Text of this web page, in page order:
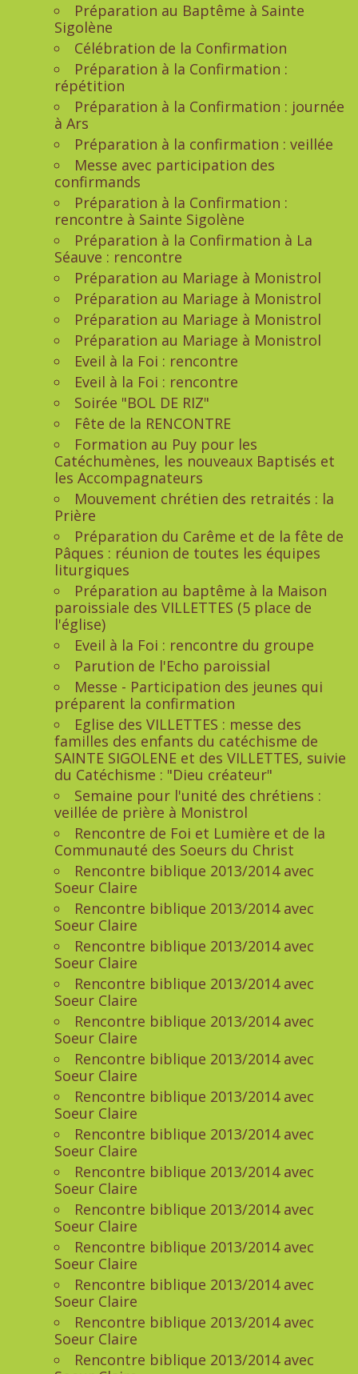
Préparation au Baptême à Sainte
Sigolène
Célébration de la Confirmation
Préparation à la Confirmation :
répétition
Préparation à la Confirmation : journée
à Ars
Préparation à la confirmation : veillée
Messe avec participation des
confirmands
Préparation à la Confirmation :
rencontre à Sainte Sigolène
Préparation à la Confirmation à La
Séauve : rencontre
Préparation au Mariage à Monistrol
Préparation au Mariage à Monistrol
Préparation au Mariage à Monistrol
Préparation au Mariage à Monistrol
Eveil à la Foi : rencontre
Eveil à la Foi : rencontre
Soirée "BOL DE RIZ"
Fête de la RENCONTRE
Formation au Puy pour les
Catéchumènes, les nouveaux Baptisés et
les Accompagnateurs
Mouvement chrétien des retraités : la
Prière
Préparation du Carême et de la fête de
Pâques : réunion de toutes les équipes
liturgiques
Préparation au baptême à la Maison
paroissiale des VILLETTES (5 place de
l'église)
Eveil à la Foi : rencontre du groupe
Parution de l'Echo paroissial
Messe - Participation des jeunes qui
préparent la confirmation
Eglise des VILLETTES : messe des
familles des enfants du catéchisme de
SAINTE SIGOLENE et des VILLETTES, suivie
du Catéchisme : "Dieu créateur"
Semaine pour l'unité des chrétiens :
veillée de prière à Monistrol
Rencontre de Foi et Lumière et de la
Communauté des Soeurs du Christ
Rencontre biblique 2013/2014 avec
Soeur Claire
Rencontre biblique 2013/2014 avec
Soeur Claire
Rencontre biblique 2013/2014 avec
Soeur Claire
Rencontre biblique 2013/2014 avec
Soeur Claire
Rencontre biblique 2013/2014 avec
Soeur Claire
Rencontre biblique 2013/2014 avec
Soeur Claire
Rencontre biblique 2013/2014 avec
Soeur Claire
Rencontre biblique 2013/2014 avec
Soeur Claire
Rencontre biblique 2013/2014 avec
Soeur Claire
Rencontre biblique 2013/2014 avec
Soeur Claire
Rencontre biblique 2013/2014 avec
Soeur Claire
Rencontre biblique 2013/2014 avec
Soeur Claire
Rencontre biblique 2013/2014 avec
Soeur Claire
Rencontre biblique 2013/2014 avec